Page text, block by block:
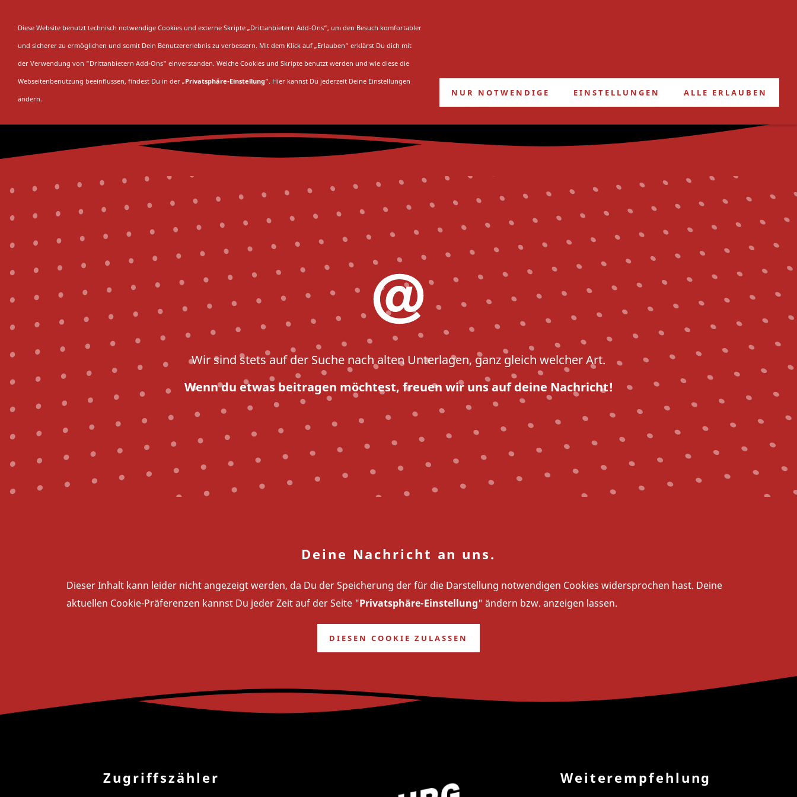
Kontakt
Startseite
Wir sind stets auf der Suche nach alten Unterlagen, ganz gleich welcher Art.
Wenn du etwas beitragen möchtest, freuen wir uns auf deine Nachricht!
Deine Nachricht an uns.
Dieser Inhalt kann leider nicht angezeigt werden, da Du der Speicherung der für die Darstellung notwendigen Cookies widersprochen hast. Deine
aktuellen Cookie-Präferenzen kannst Du jeder Zeit auf der Seite "Privatsphäre-Einstellung" ändern bzw. anzeigen lassen.
DIESEN COOKIE ZULASSEN
Zugriffszähler Weiterempfehlung
Diese Website benutzt technisch notwendige Cookies und externe Skripte „Drittanbietern Add-Ons“, um den Besuch komfortabler
und sicherer zu ermöglichen und somit Dein Benutzererlebnis zu verbessern. Mit dem Klick auf „Erlauben“ erklärst Du dich mit
der Verwendung von "Drittanbietern Add-Ons" einverstanden. Welche Cookies und Skripte benutzt werden und wie diese die
Webseitenbenutzung beeinflussen, findest Du in der „Privatsphäre-Einstellung“. Hier kannst Du jederzeit Deine Einstellungen
ändern.
NUR NOTWENDIGE EINSTELLUNGEN ALLE ERLAUBEN